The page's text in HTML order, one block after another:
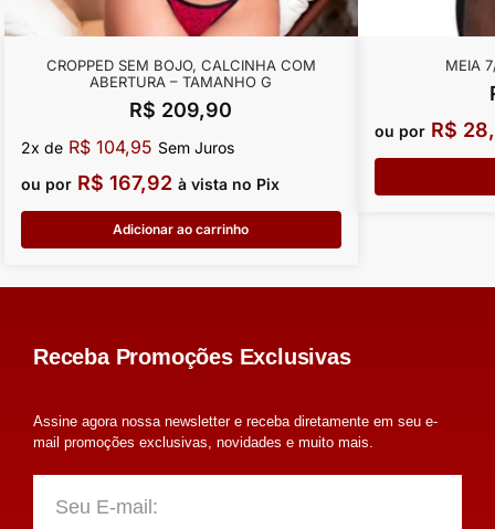
CROPPED SEM BOJO, CALCINHA COM
ABERTURA – TAMANHO G
R$ 209,90
2x de R$104,95 Sem Juros
ou por R$ 167,92 à vista no Pix
Adicionar ao carrinho
MEIA
ou por R$
Receba Promoções Exclusivas
Assine agora nossa newsletter e receba diretamente em seu e-
mail promoções exclusivas, novidades e muito mais.